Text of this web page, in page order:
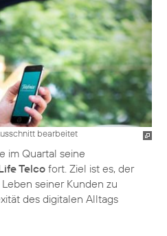
bearbeitet
im Quartal seine
Telco fort. Ziel ist es, der
seiner Kunden zu
des digitalen Alltags